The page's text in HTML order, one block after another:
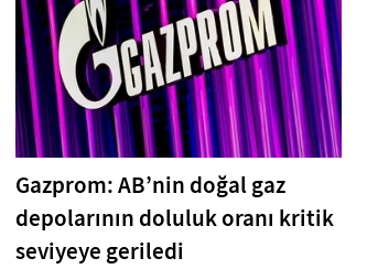
Gazprom: AB’nin doğal gaz
depolarının doluluk oranı kritik
seviyeye geriledi